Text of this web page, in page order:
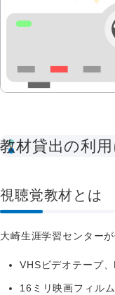
教材貸出の利
視聴覚教材とは
大崎生涯学習センター
VHSビデオテープ
16ミリ映画フィルム